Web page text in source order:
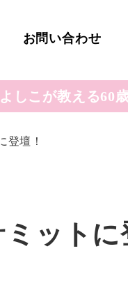
お問い合わせ
こが教える60
登壇！
ットに